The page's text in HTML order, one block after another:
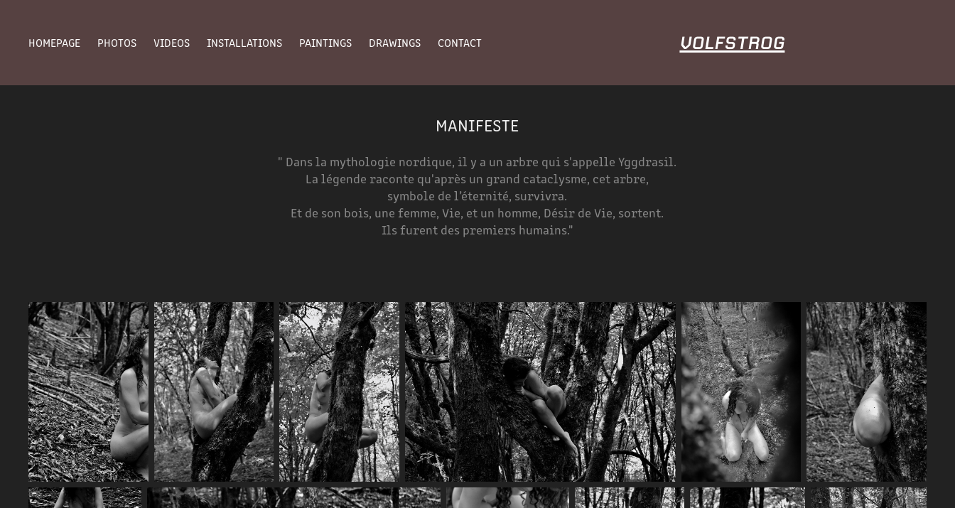
HOMEPAGE PHOTOS VIDEOS INSTALLATIONS PAINTINGS DRAWINGS CONTACT VOLFSTROG
MANIFESTE
" Dans la mythologie nordique, il y a un arbre qui s'appelle Yggdrasil.
La légende raconte qu'après un grand cataclysme, cet arbre,
symbole de l’éternité, survivra.
Et de son bois, une femme, Vie, et un homme, Désir de Vie, sortent.
Ils furent des premiers humains."